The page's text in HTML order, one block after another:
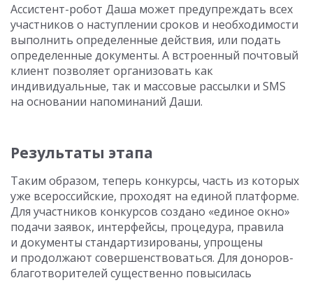
Ассистент-робот Даша может предупреждать всех
участников о наступлении сроков и необходимости
выполнить определенные действия, или подать
определенные документы. А встроенный почтовый
клиент позволяет организовать как
индивидуальные, так и массовые рассылки и SMS
на основании напоминаний Даши.
Результаты этапа
Таким образом, теперь конкурсы, часть из которых
уже всероссийские, проходят на единой платформе.
Для участников конкурсов создано «единое окно»
подачи заявок, интерфейсы, процедура, правила
и документы стандартизированы, упрощены
и продолжают совершенствоваться. Для доноров-
благотворителей существенно повысилась